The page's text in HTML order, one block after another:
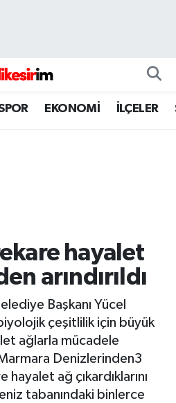
EKONOMİ İLÇELER
hayalet
arındırıldı
Başkanı Yücel
çeşitlilik için büyük
ağlarla mücadele
Denizlerinden3
ağ çıkardıklarını
tabanındaki binlerce